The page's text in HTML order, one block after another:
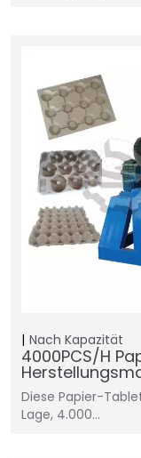
Nach Kapazität
4000PCS/H
Diese Papier-
Lage, 4.000…